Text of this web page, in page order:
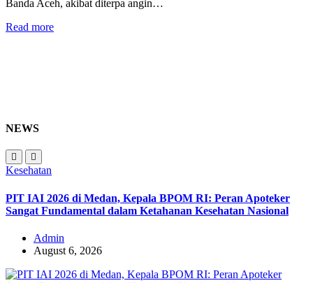
Banda Aceh, akibat diterpa angin…
Read more
NEWS
Kesehatan
PIT IAI 2026 di Medan, Kepala BPOM RI: Peran Apoteker
Sangat Fundamental dalam Ketahanan Kesehatan Nasional
Admin
August 6, 2026